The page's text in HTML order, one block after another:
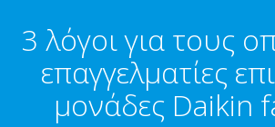
3 λόγοι για τους
επαγγελματίες
μονάδες Daikin